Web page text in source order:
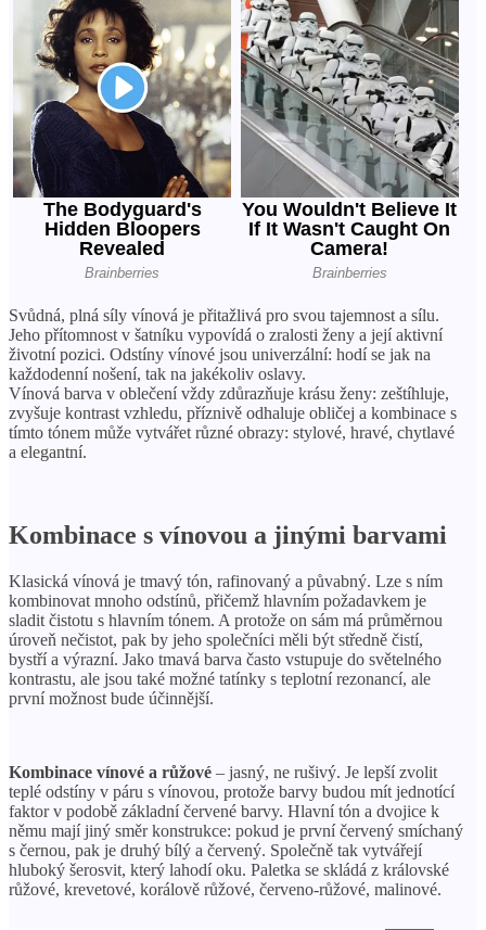
Svůdná, plná síly vínová je přitažlivá pro svou tajemnost a sílu.
Jeho přítomnost v šatníku vypovídá o zralosti ženy a její aktivní
životní pozici. Odstíny vínové jsou univerzální: hodí se jak na
každodenní nošení, tak na jakékoliv oslavy.
Vínová barva v oblečení vždy zdůrazňuje krásu ženy: zeštíhluje,
zvyšuje kontrast vzhledu, příznivě odhaluje obličej a kombinace s
tímto tónem může vytvářet různé obrazy: stylové, hravé, chytlavé
a elegantní.
Kombinace s vínovou a jinými barvami
Klasická vínová je tmavý tón, rafinovaný a půvabný. Lze s ním
kombinovat mnoho odstínů, přičemž hlavním požadavkem je
sladit čistotu s hlavním tónem. A protože on sám má průměrnou
úroveň nečistot, pak by jeho společníci měli být středně čistí,
bystří a výrazní. Jako tmavá barva často vstupuje do světelného
kontrastu, ale jsou také možné tatínky s teplotní rezonancí, ale
první možnost bude účinnější.
Kombinace vínové a růžové – jasný, ne rušivý. Je lepší zvolit
teplé odstíny v páru s vínovou, protože barvy budou mít jednotící
faktor v podobě základní červené barvy. Hlavní tón a dvojice k
němu mají jiný směr konstrukce: pokud je první červený smíchaný
s černou, pak je druhý bílý a červený. Společně tak vytvářejí
hluboký šerosvit, který lahodí oku. Paletka se skládá z královské
růžové, krevetové, korálově růžové, červeno-růžové, malinové.